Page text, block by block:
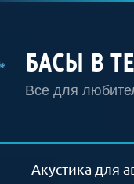
БАСЫ В
Все для
Акустика для